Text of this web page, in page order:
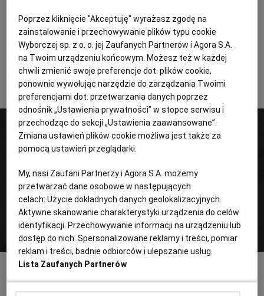
Autorka:Monika Bukowska
2 z 10
fot. bocado
Biszkopt z kremem cytrynowo - miętowym,
Poprzez kliknięcie "Akceptuję" wyrażasz zgodę na
zainstalowanie i przechowywanie plików typu cookie
Wyborczej sp. z o. o. jej Zaufanych Partnerów i Agora S.A.
na Twoim urządzeniu końcowym. Możesz też w każdej
chwili zmienić swoje preferencje dot. plików cookie,
ponownie wywołując narzędzie do zarządzania Twoimi
preferencjami dot. przetwarzania danych poprzez
odnośnik „Ustawienia prywatności” w stopce serwisu i
przechodząc do sekcji „Ustawienia zaawansowane”.
Zmiana ustawień plików cookie możliwa jest także za
pomocą ustawień przeglądarki.
My, nasi Zaufani Partnerzy i Agora S.A. możemy
przetwarzać dane osobowe w następujących
celach:Użycie dokładnych danych geolokalizacyjnych.
Aktywne skanowanie charakterystyki urządzenia do celów
identyfikacji. Przechowywanie informacji na urządzeniu lub
dostęp do nich. Spersonalizowane reklamy i treści, pomiar
reklam i treści, badnie odbiorców i ulepszanie usług.
Lista Zaufanych Partnerów